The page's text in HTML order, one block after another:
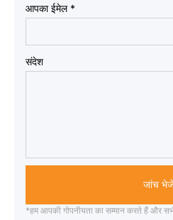
आपका ईमेल *
संदेश
जांच
*हम आपकी गोपनीयता का सम्मान करते हैं और